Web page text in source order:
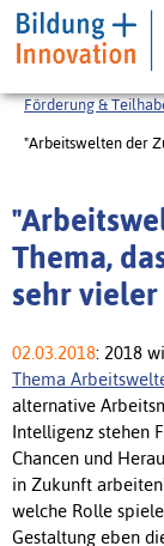
Förderung &
"Arbeitswelten der
Thema,
sehr
02.03.2018: 2018
Thema
alternative
Intelligenz stehen
Chancen und
in Zukunft
welche Rolle
Gestaltung eben